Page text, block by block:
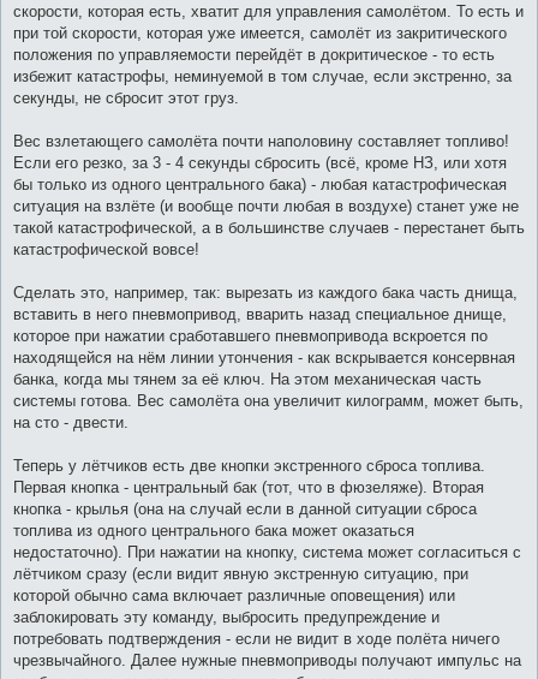
скорости, которая есть, хватит для управления самолётом. То есть и
при той скорости, которая уже имеется, самолёт из закритического
положения по управляемости перейдёт в докритическое - то есть
избежит катастрофы, неминуемой в том случае, если экстренно, за
секунды, не сбросит этот груз.
Вес взлетающего самолёта почти наполовину составляет топливо!
Если его резко, за 3 - 4 секунды сбросить (всё, кроме НЗ, или хотя
бы только из одного центрального бака) - любая катастрофическая
ситуация на взлёте (и вообще почти любая в воздухе) станет уже не
такой катастрофической, а в большинстве случаев - перестанет быть
катастрофической вовсе!
Сделать это, например, так: вырезать из каждого бака часть днища,
вставить в него пневмопривод, вварить назад специальное днище,
которое при нажатии сработавшего пневмопривода вскроется по
находящейся на нём линии утончения - как вскрывается консервная
банка, когда мы тянем за её ключ. На этом механическая часть
системы готова. Вес самолёта она увеличит килограмм, может быть,
на сто - двести.
Теперь у лётчиков есть две кнопки экстренного сброса топлива.
Первая кнопка - центральный бак (тот, что в фюзеляже). Вторая
кнопка - крылья (она на случай если в данной ситуации сброса
топлива из одного центрального бака может оказаться
недостаточно). При нажатии на кнопку, система может согласиться с
лётчиком сразу (если видит явную экстренную ситуацию, при
которой обычно сама включает различные оповещения) или
заблокировать эту команду, выбросить предупреждение и
потребовать подтверждения - если не видит в ходе полёта ничего
чрезвычайного. Далее нужные пневмоприводы получают импульс на